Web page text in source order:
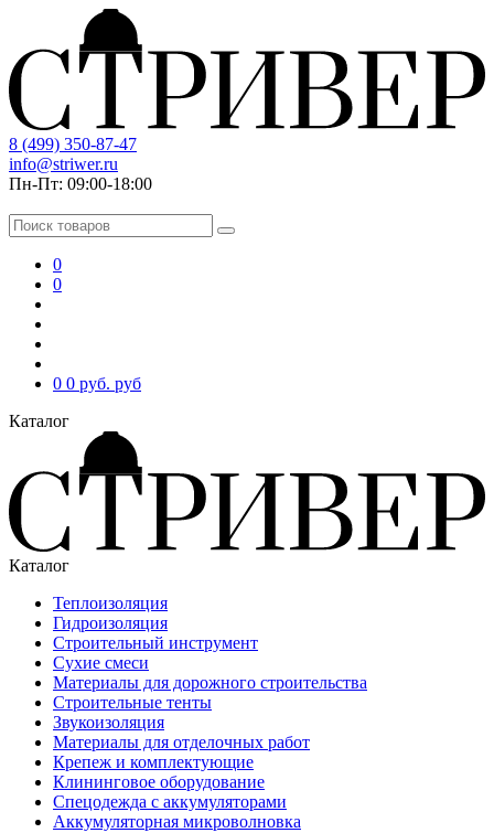
8 (499) 350-87-47
info@striwer.ru
Пн-Пт: 09:00-18:00
0
0
0 0 руб. руб
Каталог
Каталог
Теплоизоляция
Гидроизоляция
Строительный инструмент
Сухие смеси
Материалы для дорожного строительства
Строительные тенты
Звукоизоляция
Материалы для отделочных работ
Крепеж и комплектующие
Клининговое оборудование
Спецодежда с аккумуляторами
Аккумуляторная микроволновка